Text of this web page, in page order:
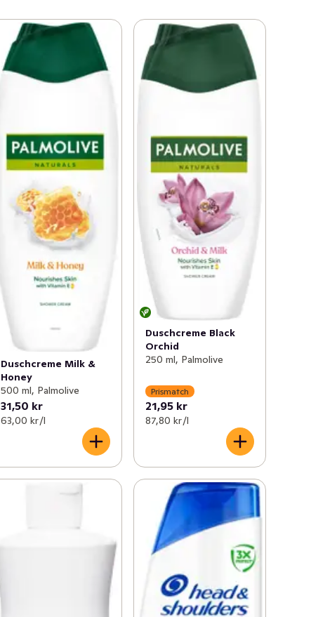
Duschcreme Milk &
Honey
500 ml, Palmolive
31,50 kr
63,00 kr /l
Duschcreme Black
Orchid
250 ml, Palmolive
Prismatch
21,95 kr
87,80 kr /l